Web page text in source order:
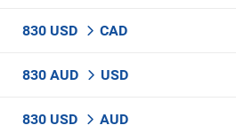
830 USD CAD
830 AUD USD
830 USD AUD